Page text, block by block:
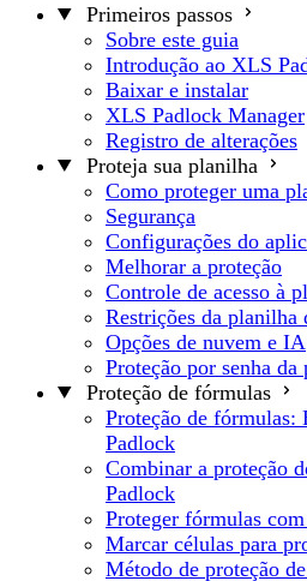
Primeiros passos
Sobre este guia
Introdução ao XLS
Baixar e instalar
XLS Padlock Manager
Registro de alterações
Proteja sua planilha
Como proteger uma
Segurança
Configurações do
Melhorar a proteção
Controle de acesso à
Restrições da planilha
Opções de nuvem e IA
Proteção por senha da
Proteção de fórmulas
Proteção de fórmulas:
Padlock
Combinar a proteção
Padlock
Proteger fórmulas
Marcar células para
Método de proteção